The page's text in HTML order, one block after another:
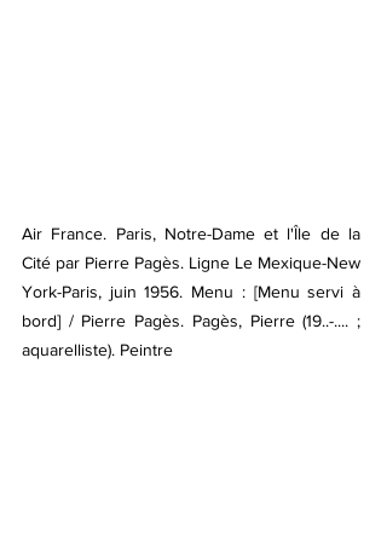
Air France. Paris, Notre-Dame et l'Île de la
Cité par Pierre Pagès. Ligne Le Mexique-New
York-Paris, juin 1956. Menu : [Menu servi à
bord] / Pierre Pagès. Pagès, Pierre (19..-.... ;
aquarelliste). Peintre